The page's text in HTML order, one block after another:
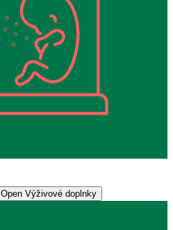
Open Výživové doplnky